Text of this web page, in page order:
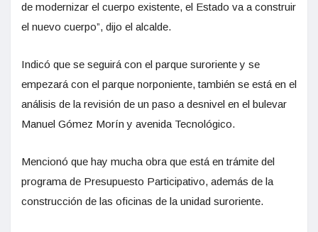
de modernizar el cuerpo existente, el Estado va a construir
el nuevo cuerpo”, dijo el alcalde.
Indicó que se seguirá con el parque suroriente y se
empezará con el parque norponiente, también se está en el
análisis de la revisión de un paso a desnivel en el bulevar
Manuel Gómez Morín y avenida Tecnológico.
Mencionó que hay mucha obra que está en trámite del
programa de Presupuesto Participativo, además de la
construcción de las oficinas de la unidad suroriente.